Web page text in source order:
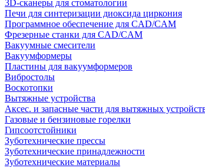
3D-сканеры для стоматологии
Печи для синтеризации диоксида циркония
Программное обеспечение для CAD/CAM
Фрезерные станки для CAD/CAM
Вакуумные смесители
Вакуумформеры
Пластины для вакуумформеров
Вибростолы
Воскотопки
Вытяжные устройства
Аксес. и запасные части для вытяжных
Газовые и бензиновые горелки
Гипсоотстойники
Зуботехнические прессы
Зуботехнические принадлежности
Зуботехнические материалы